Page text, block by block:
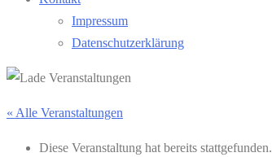
Impressum
Datenschutzerklärung
« Alle Veranstaltungen
Diese Veranstaltung hat bereits stattgefunden.